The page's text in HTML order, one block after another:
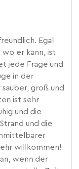
Egal
er kann, ist
jede Frage und
in der
sauber, groß und
ist sehr
und die
und die
willkommen!
wenn der